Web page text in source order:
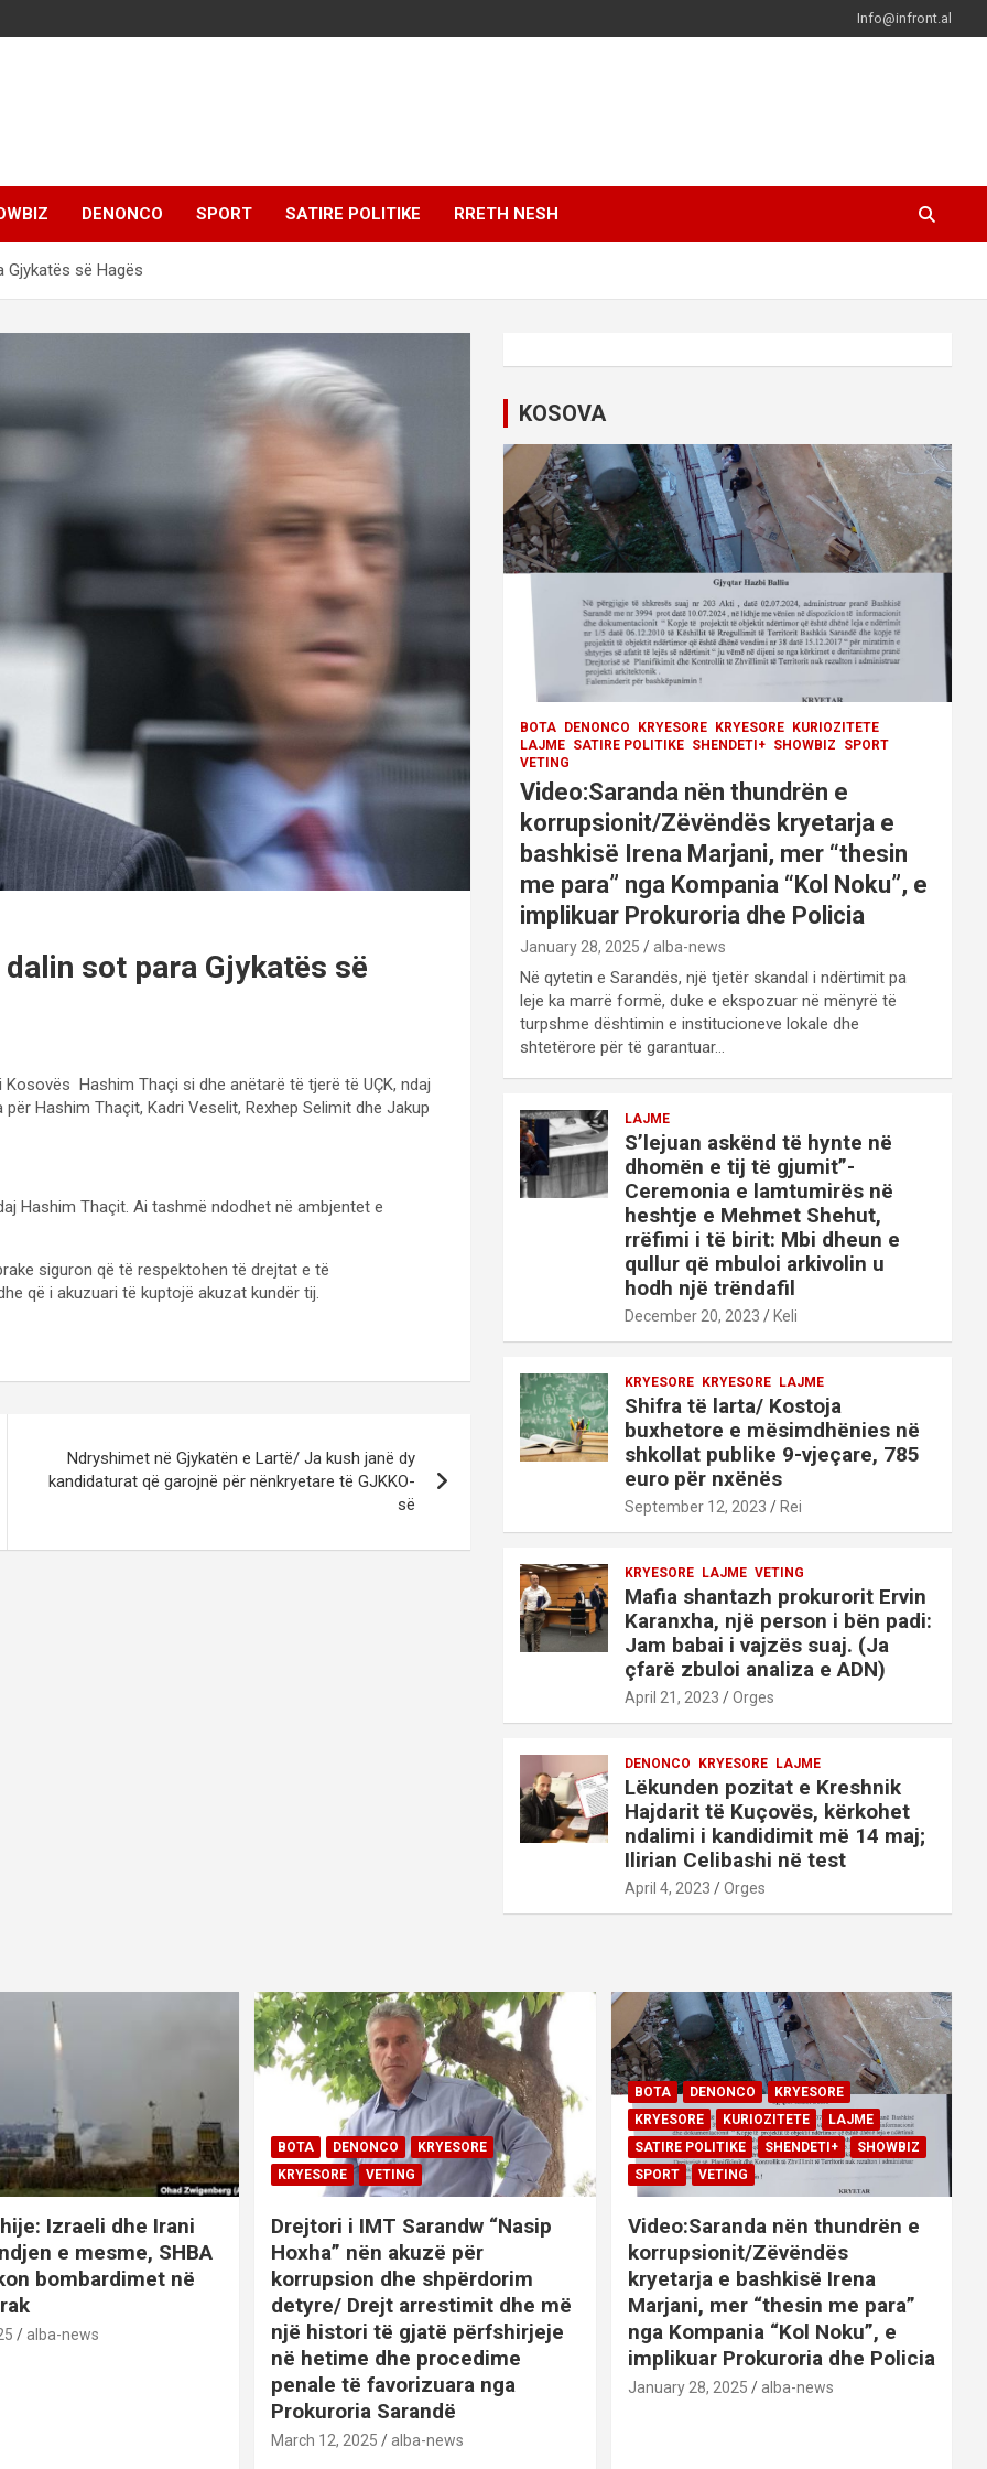
Info@infront.al
DENONCO SPORT SATIRE POLITIKE RRETH NESH
Gjykatës së Hagës
sot para Gjykatës së
Hashim Thaçi si dhe anëtarë të tjerë të UÇK, ndaj
Hashim Thaçit, Kadri Veselit, Rexhep Selimit dhe Jakup
Hashim Thaçit. Ai tashmë ndodhet në ambjentet e
siguron që të respektohen të drejtat e të
që i akuzuari të kuptojë akuzat kundër tij.
Ndryshimet në Gjykatën e Lartë/ Ja kush janë dy
kandidaturat që garojnë për nënkryetare të GJKKO-
së
KOSOVA
BOTA DENONCO KRYESORE KRYESORE
KURIOZITETE
LAJME SATIRE POLITIKE SHENDETI+ SHOWBIZ
SPORT
VETING
Video:Saranda nën thundrën e
korrupsionit/Zëvëndës kryetarja e
bashkisë Irena Marjani, mer “thesin
me para” nga Kompania “Kol Noku”, e
implikuar Prokuroria dhe Policia
January 28, 2025 alba-news
Në qytetin e Sarandës, një tjetër skandal i ndërtimit pa
leje ka marrë formë, duke e ekspozuar në mënyrë të
turpshme dështimin e institucioneve lokale dhe
shtetërore për të garantuar…
LAJME
S’lejuan askënd të hynte në
dhomën e tij të gjumit”-
Ceremonia e lamtumirës në
heshtje e Mehmet Shehut,
rrëfimi i të birit: Mbi dheun e
qullur që mbuloi arkivolin u
hodh një trëndafil
December 20, 2023 Keli
KRYESORE KRYESORE LAJME
Shifra të larta/ Kostoja
buxhetore e mësimdhënies në
shkollat publike 9-vjeçare, 785
euro për nxënës
September 12, 2023 Rei
KRYESORE LAJME VETING
Mafia shantazh prokurorit Ervin
Karanxha, një person i bën padi:
Jam babai i vajzës suaj. (Ja
çfarë zbuloi analiza e ADN)
April 21, 2023 Orges
DENONCO KRYESORE LAJME
Lëkunden pozitat e Kreshnik
Hajdarit të Kuçovës, kërkohet
ndalimi i kandidimit më 14 maj;
Ilirian Celibashi në test
April 4, 2023 Orges
Izraeli dhe Irani
e mesme, SHBA
bombardimet në
alba-news
BOTA DENONCO
KRYESORE
KRYESORE
VETING
Drejtori i IMT Sarandw “Nasip
Hoxha” nën akuzë për
korrupsion dhe shpërdorim
detyre/ Drejt arrestimit dhe më
një histori të gjatë përfshirjeje
në hetime dhe procedime
penale të favorizuara nga
Prokuroria Sarandë
March 12, 2025 alba-news
BOTA DENONCO
KRYESORE
KRYESORE
KURIOZITETE
LAJME
SATIRE POLITIKE
SHENDETI+
SHOWBIZ
SPORT
VETING
Video:Saranda nën thundrën e
korrupsionit/Zëvëndës
kryetarja e bashkisë Irena
Marjani, mer “thesin me para”
nga Kompania “Kol Noku”, e
implikuar Prokuroria dhe Policia
January 28, 2025 alba-news
BOTA DENONCO
KRYESORE